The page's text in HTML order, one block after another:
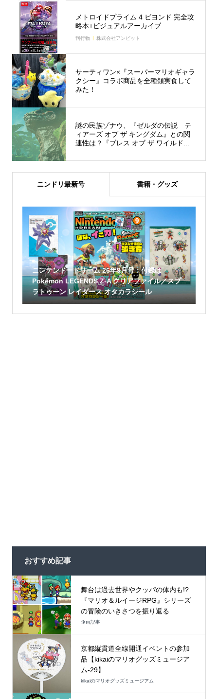
メトロイドプライム 4 ビヨンド 完全攻
略本+ビジュアルアーカイブ
刊行物 株式会社アンビット
サーティワン×『スーパーマリオギャラ
クシー』コラボ商品を全種類実食して
みた！
謎の民族ゾナウ、『ゼルダの伝説 テ
ィアーズ オブ ザ キングダム』との関
連性は？『ブレス オブ ザ ワイルド...
ニンドリ最新号 書籍・グッズ
ニンテンドードリーム 26年9月号：付録は
Pokémon LEGENDS Z-A クリアファイル／スプ
ラトゥーン レイダース オタカラシール
おすすめ記事
舞台は過去世界やクッパの体内も!?
『マリオ＆ルイージRPG』シリーズ
の冒険のいきさつを振り返る
企画記事
京都縦貫道全線開通イベントの参加
品【kikaiのマリオグッズミュージア
ム-29】
kikaiのマリオグッズミュージアム